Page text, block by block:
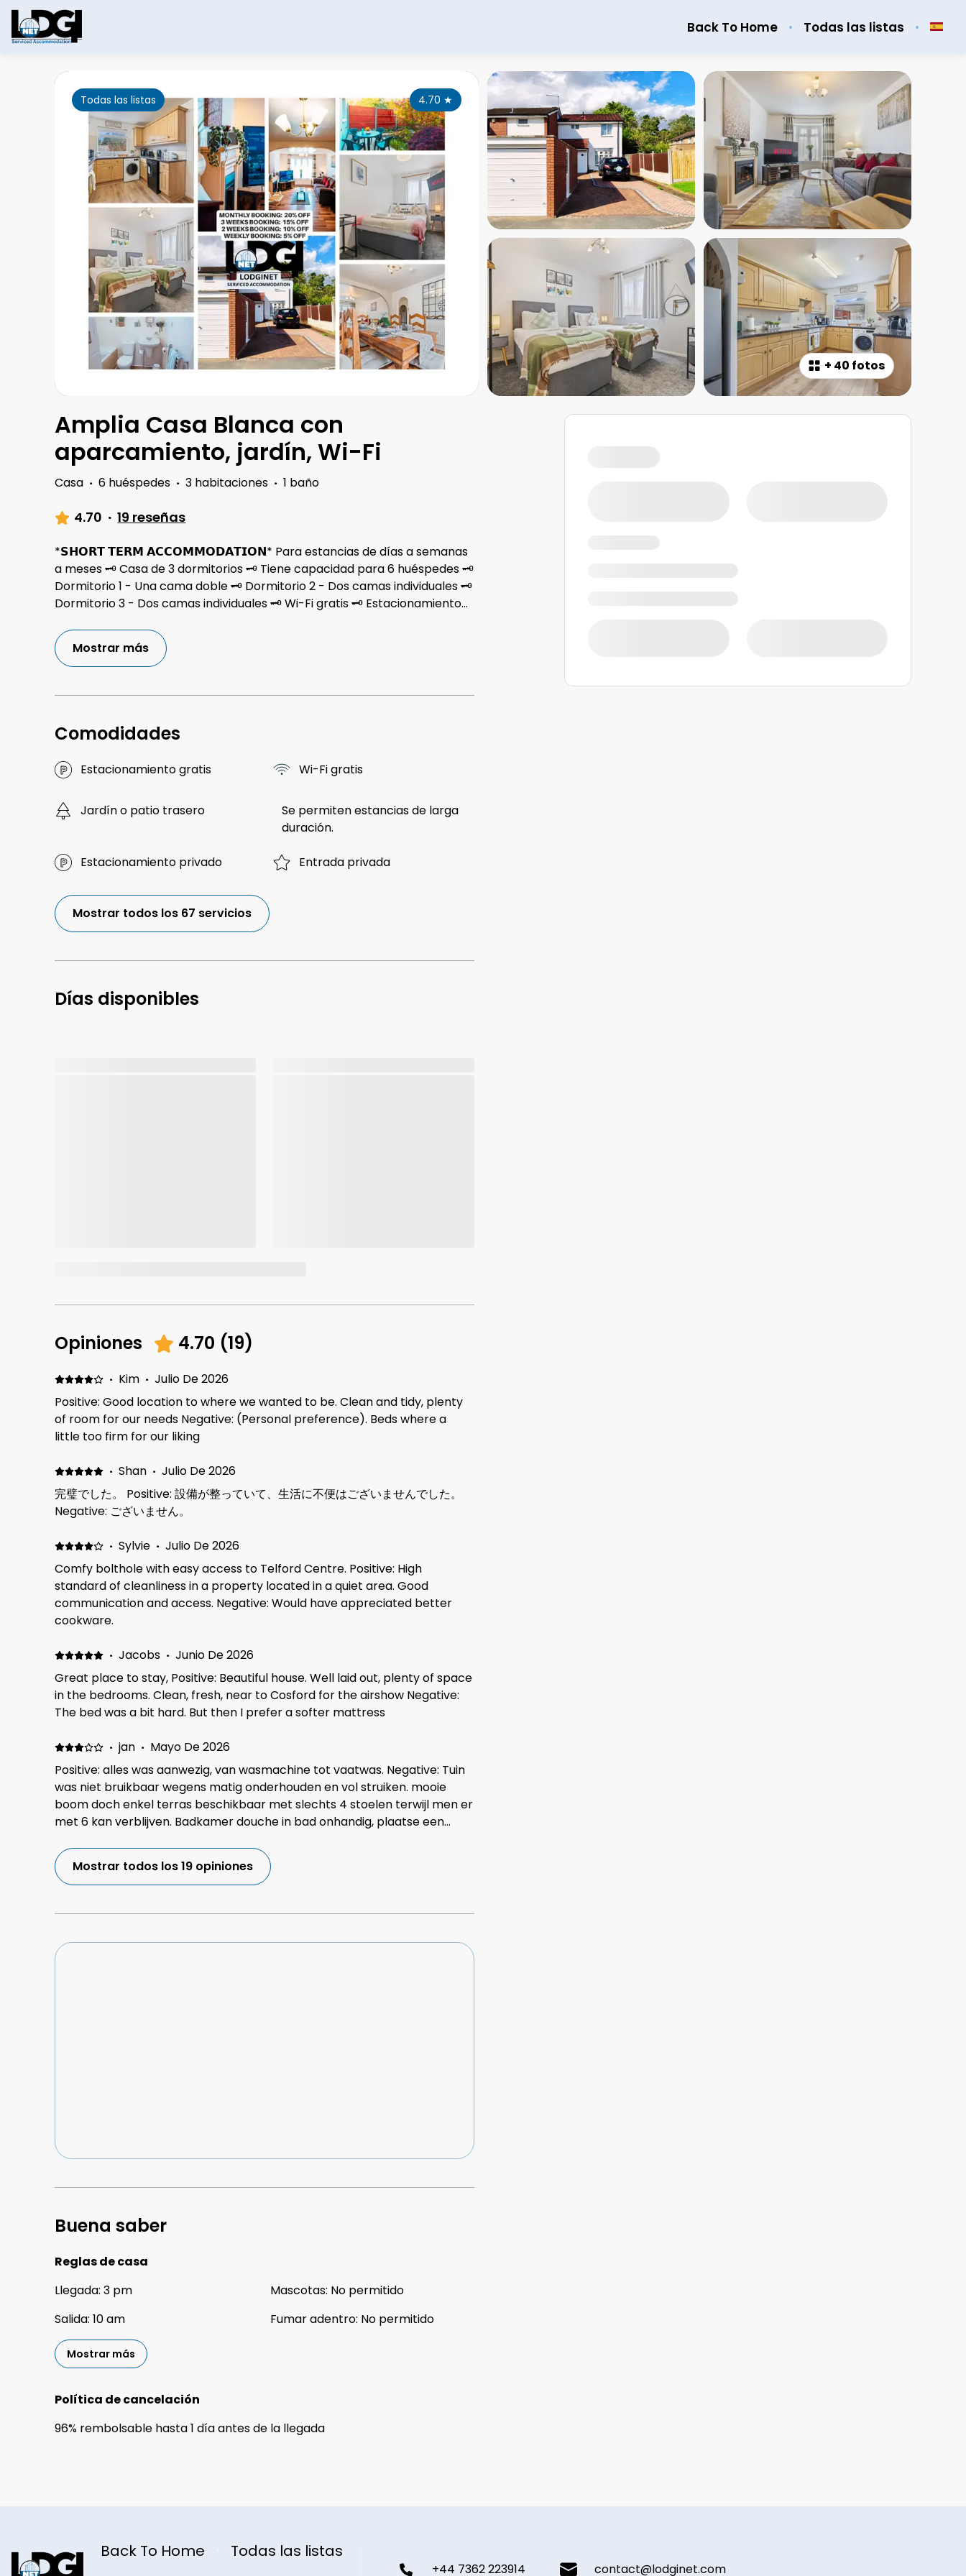
Back To Home Todas las listas
+ 40 fotos
4.70 ★
Todas las listas
Amplia Casa Blanca con
aparcamiento, jardín, Wi-Fi
Casa · 6 huéspedes · 3 habitaciones · 1 baño
4.70 · 19 reseñas
*𝗦𝗛𝗢𝗥𝗧 𝗧𝗘𝗥𝗠 𝗔𝗖𝗖𝗢𝗠𝗠𝗢𝗗𝗔𝗧𝗜𝗢𝗡* Para estancias de días a semanas
a meses 🗝 Casa de 3 dormitorios 🗝 Tiene capacidad para 6 huéspedes 🗝
Dormitorio 1 - Una cama doble 🗝 Dormitorio 2 - Dos camas individuales 🗝
Dormitorio 3 - Dos camas individuales 🗝 Wi-Fi gratis 🗝 Estacionamiento...
Mostrar más
Comodidades
Estacionamiento gratis Wi-Fi gratis
Jardín o patio trasero
Se permiten estancias de larga
duración.
Estacionamiento privado Entrada privada
Mostrar todos los 67 servicios
Días disponibles
Opiniones 4.70 (19)
· Kim · Julio De 2026
Positive: Good location to where we wanted to be. Clean and tidy, plenty
of room for our needs Negative: (Personal preference). Beds where a
little too firm for our liking
· Shan · Julio De 2026
完璧でした。 Positive: 設備が整っていて、生活に不便はございませんでした。
Negative: ございません。
· Sylvie · Julio De 2026
Comfy bolthole with easy access to Telford Centre. Positive: High
standard of cleanliness in a property located in a quiet area. Good
communication and access. Negative: Would have appreciated better
cookware.
· Jacobs · Junio De 2026
Great place to stay, Positive: Beautiful house. Well laid out, plenty of space
in the bedrooms. Clean, fresh, near to Cosford for the airshow Negative:
The bed was a bit hard. But then I prefer a softer mattress
· jan · Mayo De 2026
Positive: alles was aanwezig, van wasmachine tot vaatwas. Negative: Tuin
was niet bruikbaar wegens matig onderhouden en vol struiken. mooie
boom doch enkel terras beschikbaar met slechts 4 stoelen terwijl men er
met 6 kan verblijven. Badkamer douche in bad onhandig, plaatse een
waarbij men kan vallen wegens weinig ruimte. Schimmelvorming op
sommige ramen. Diverse vuilbakken doch onduidelijk welke vuilbak te
gebruiken voor wat
Mostrar todos los 19 opiniones
Buena saber
Reglas de casa
Llegada: 3 pm
Salida: 10 am
Mascotas: No permitido
Fumar adentro: No permitido
Mostrar más
Política de cancelación
96% rembolsable hasta1 díaantes de la llegada
Back To Home Todas las listas
+44 7362 223914 contact@lodginet.com